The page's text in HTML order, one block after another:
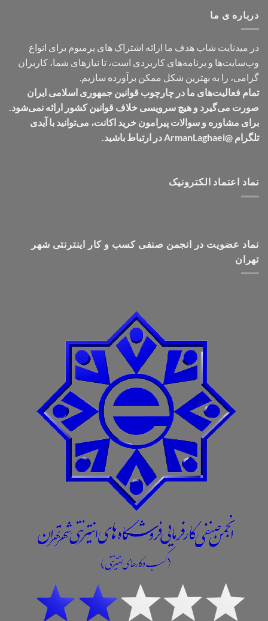
درباره ی ما
در میدنایت شاپ هدف ما ارائه اشتراک های پرمیوم برای انواع
وب‌سایت‌ها و برنامه‌های کاربردی است، تا نیازهای شما، کاربران
گرامی، را به بهترین شکل ممکن برآورده سازیم.
تمام فعالیت‌های ما در چارچوب قوانین جمهوری اسلامی ایران
صورت می‌گیرد و هیچ سرویسی خلاف قوانین کشور ارائه نمی‌شود.
برای مشاوره و سوالات پیرامون خرید اکانت، می‌توانید با آیدی
تلگرام @ArmanLaghaei در ارتباط باشید.
نماد اعتماد الکترونیک
نماد عضویت در انجمن صنفی کسب و کار اینترنتی شهر
تهران